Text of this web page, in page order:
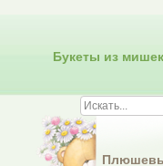
Букеты из мишек